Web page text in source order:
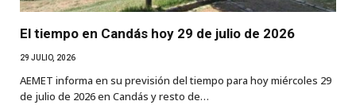
El tiempo en Candás hoy 29 de julio de 2026
29 JULIO, 2026
AEMET informa en su previsión del tiempo para hoy miércoles 29
de julio de 2026 en Candás y resto de…